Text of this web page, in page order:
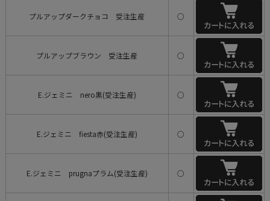
プルアップダークチョコ 受注生産 ○
プルアップブラウン 受注生産 ○
E.ジェミニ nero黒(受注生産) ○
E.ジェミニ fiesta赤(受注生産) ○
E.ジェミニ prugnaプラム(受注生産) ○